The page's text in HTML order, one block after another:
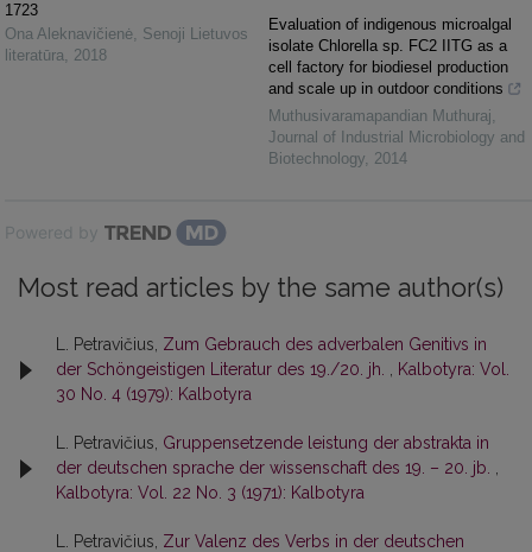
1723
Ona Aleknavičienė, Senoji Lietuvos
literatūra, 2018
Evaluation of indigenous microalgal
isolate Chlorella sp. FC2 IITG as a
cell factory for biodiesel production
and scale up in outdoor conditions
Muthusivaramapandian Muthuraj,
Journal of Industrial Microbiology and
Biotechnology, 2014
Powered by
Most read articles by the same author(s)
L. Petravičius, Zum Gebrauch des adverbalen Genitivs in
der Schöngeistigen Literatur des 19./20. jh.
Kalbotyra: Vol.
30 No. 4 (1979): Kalbotyra
L. Petravičius, Gruppensetzende leistung der abstrakta in
der deutschen sprache der wissenschaft des 19. – 20. jb.
Kalbotyra: Vol. 22 No. 3 (1971): Kalbotyra
L. Petravičius, Zur Valenz des Verbs in der deutschen